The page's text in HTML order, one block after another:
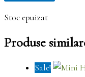
Stoc epuizat
Produse
Sale!